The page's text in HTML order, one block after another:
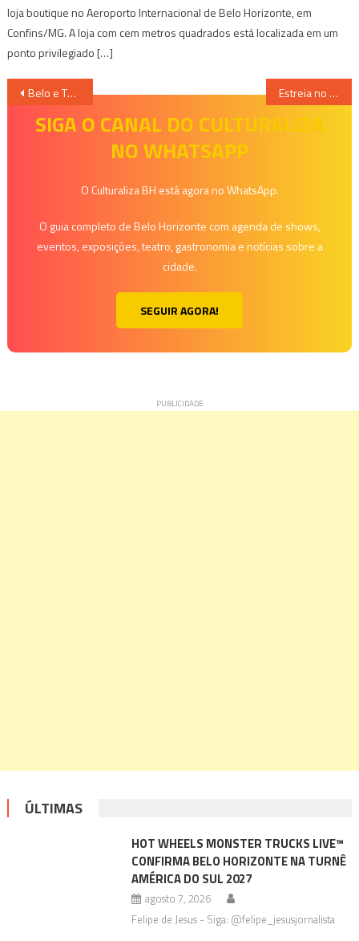
loja boutique no Aeroporto Internacional de Belo Horizonte, em
Confins/MG. A loja com cem metros quadrados está localizada em um
ponto privilegiado […]
Navegação
Belo e Thiaguinho: O Encontro do Ano em BH Estreia no Cine Boulevard o filme “Um furo” do diretor Rick Alves
SIGA O CANAL DO CULTURALIZA
NO WHATSAPP
O Culturaliza BH está agora no WhatsApp.
O guia completo de Belo Horizonte com agenda de shows,
eventos, exposições, teatro, gastronomia e notícias sobre a
cidade.
SEGUIR AGORA!
ÚLTIMAS
HOT WHEELS MONSTER TRUCKS LIVE™
CONFIRMA BELO HORIZONTE NA TURNÊ
AMÉRICA DO SUL 2027
agosto 7, 2026
Felipe de Jesus - Siga: @felipe_jesusjornalista